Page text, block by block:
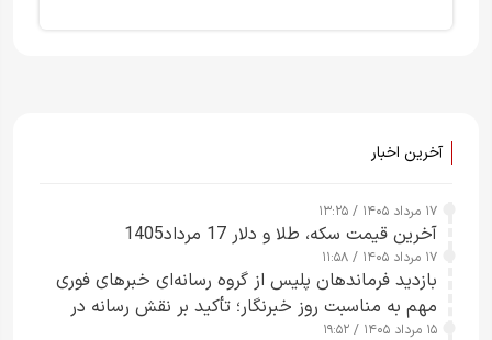
آخرین اخبار
۱۷ مرداد ۱۴۰۵ / ۱۳:۲۵
آخرین قیمت سکه، طلا و دلار 17 مرداد1405
۱۷ مرداد ۱۴۰۵ / ۱۱:۵۸
بازدید فرماندهان پلیس از گروه رسانه‌ای خبرهای فوری
مهم به مناسبت روز خبرنگار؛ تأکید بر نقش رسانه در
تقویت امنیت و اعتماد عمومی
۱۵ مرداد ۱۴۰۵ / ۱۹:۵۲